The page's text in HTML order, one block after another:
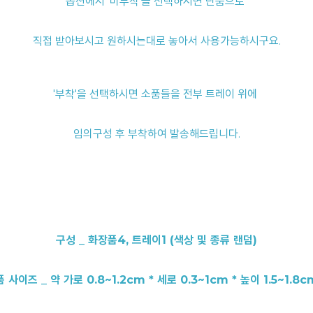
직접 받아보시고 원하시는대로 놓아서 사용가능하시구요.
'부착'을 선택하시면 소품들을 전부 트레이 위에
임의구성 후 부착하여 발송해드립니다.
구성 _ 화장품4, 트레이1 (색상 및 종류 랜덤)
사이즈 _ 약 가로 0.8~1.2cm * 세로 0.3~1cm * 높이